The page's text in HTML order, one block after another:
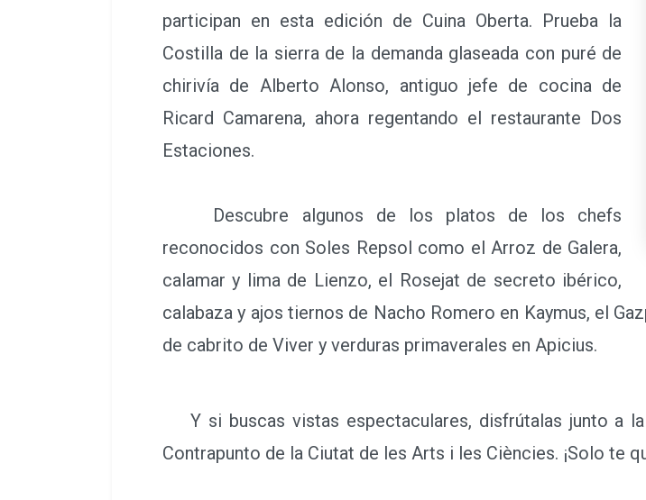
participan en esta edición de Cuina Oberta. Prueba la
Costilla de la sierra de la demanda glaseada con puré de
chirivía de Alberto Alonso, antiguo jefe de cocina de
Ricard Camarena, ahora regentando el restaurante Dos
Estaciones.
Descubre algunos de los platos de los chefs
reconocidos con Soles Repsol como el Arroz de Galera,
calamar y lima de Lienzo, el Rosejat de secreto ibérico,
calabaza y ajos tiernos de Nacho Romero en Kaymus, el
de cabrito de Viver y verduras primaverales en Apicius.
Y si buscas vistas espectaculares, disfrútalas junto a
Contrapunto de la Ciutat de les Arts i les Ciències. ¡Solo te